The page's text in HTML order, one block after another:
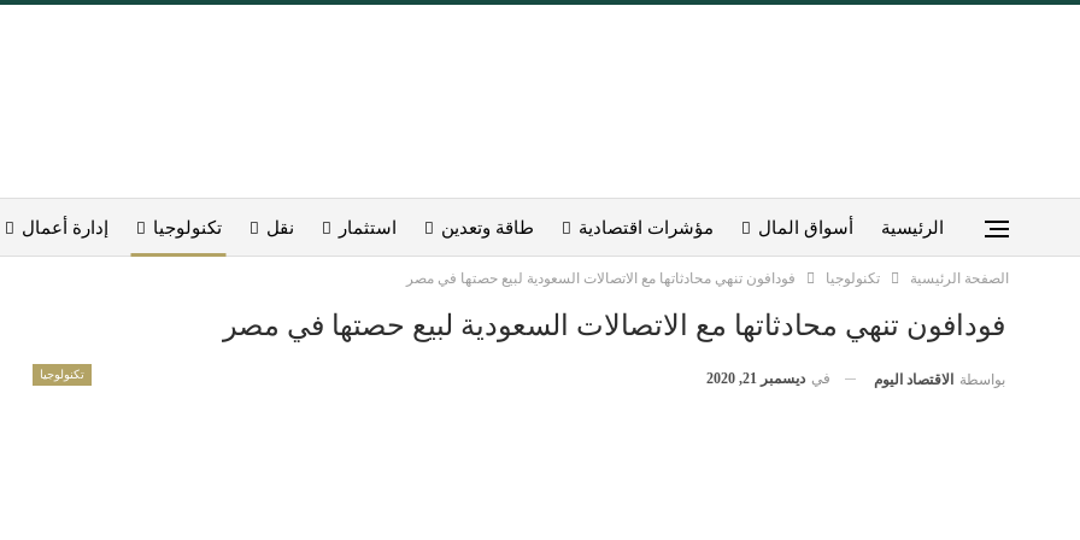
الرئيسية أسواق المال مؤشرات اقتصادية طاقة وتعدين استثمار نقل تكنولوجيا إدارة أعمال
الصفحة الرئيسية تكنولوجيا فودافون تنهي محادثاتها مع الاتصالات السعودية لبيع حصتها في مصر
فودافون تنهي محادثاتها مع الاتصالات السعودية لبيع حصتها في مصر
تكنولوجيا بواسطة الاقتصاد اليوم في ديسمبر 21, 2020